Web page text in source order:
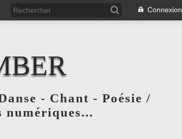
Connexion
- Chant - Poésie /
numériques...